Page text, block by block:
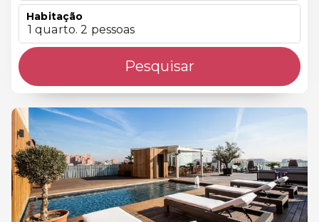
Habitação
1 quarto. 2 pessoas
Pesquisar